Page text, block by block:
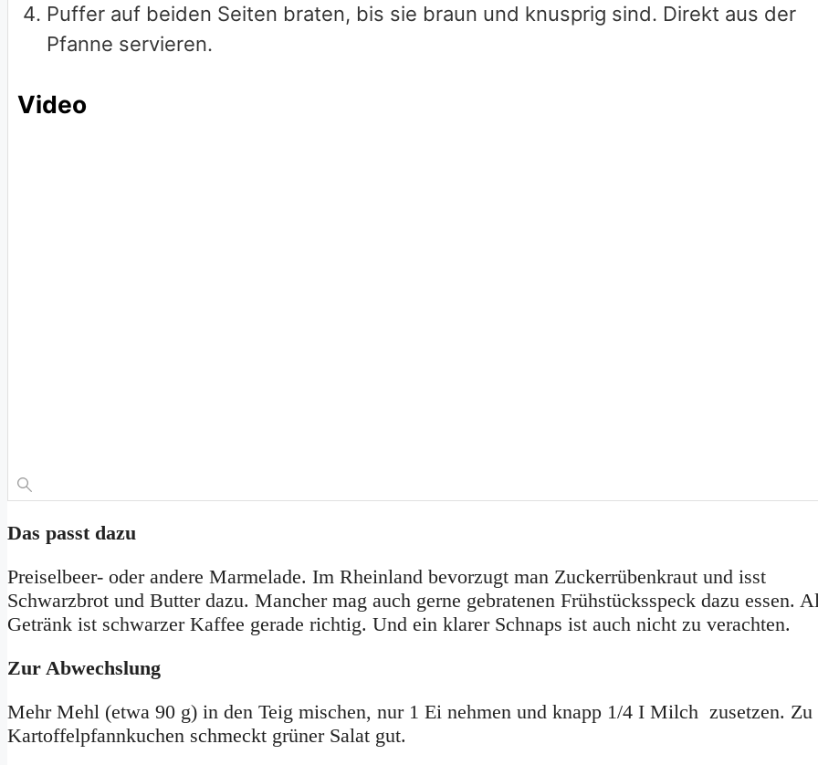
Puffer auf beiden Seiten braten, bis sie braun und knusprig sind. Direkt aus der
Pfanne servieren.
Video
Das passt dazu
Preiselbeer- oder andere Marmelade. Im Rheinland bevorzugt man Zuckerrübenkraut und isst
Schwarzbrot und Butter dazu. Mancher mag auch gerne gebratenen Frühstücksspeck dazu essen.
Getränk ist schwarzer Kaffee gerade richtig. Und ein klarer Schnaps ist auch nicht zu verachten.
Zur Abwechslung
Mehr Mehl (etwa 90 g) in den Teig mischen, nur 1 Ei nehmen und knapp 1/4 I Milch zusetzen. Zu
Kartoffelpfannkuchen schmeckt grüner Salat gut.